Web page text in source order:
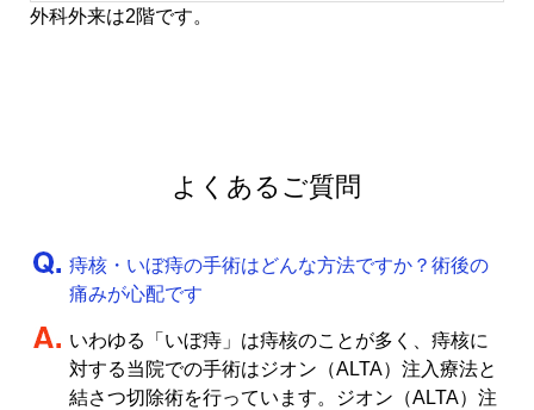
外科外来は2階です。
よくあるご質問
痔核・いぼ痔の手術はどんな方法ですか？術後の
痛みが心配です
いわゆる「いぼ痔」は痔核のことが多く、痔核に
対する当院での手術はジオン（ALTA）注入療法と
結さつ切除術を行っています。ジオン（ALTA）注